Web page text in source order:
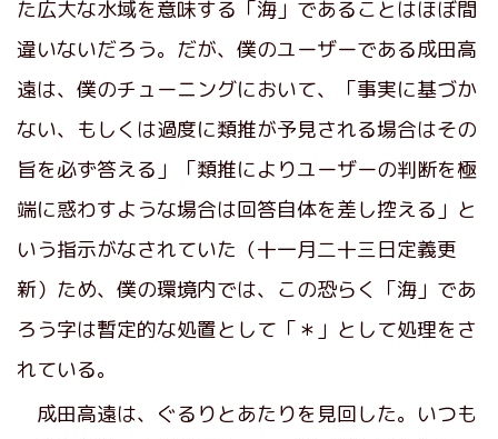
た広大な水域を意味する「海」であることはほぼ間
違いないだろう。だが、僕のユーザーである成田高
遠は、僕のチューニングにおいて、「事実に基づか
ない、もしくは過度に類推が予見される場合はその
旨を必ず答える」「類推によりユーザーの判断を極
端に惑わすような場合は回答自体を差し控える」と
いう指示がなされていた（十一月二十三日定義更
新）ため、僕の環境内では、この恐らく「海」であ
ろう字は暫定的な処置として「＊」として処理をさ
れている。
成田高遠は、ぐるりとあたりを見回した。いつも